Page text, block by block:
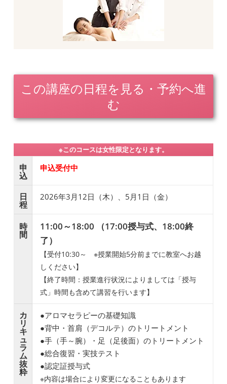
この講座の日程を見る・予約へ進
む
※このコースは女性限定となります。
申
込
申込受付中
日
程
2026年3月12日（木）、5月1日（金）
時
間
11:00～18:00 （17:00授与式、18:00終
了）
【受付10:30～ ※授業開始5分前までに教室へお越
しください】
【終了時間：授業進行状況によりましては「授与
式」時間も含めて講習を行います】
カ
リ
キ
ュ
ラ
ム
抜
粋
●アロマセラピーの基礎知識
●背中・首肩（デコルテ）のトリートメント
●手（手～腕）・足（足後面）のトリートメント
●総合復習・実技テスト
●認定証授与式
※内容は場合により変更になることもあります